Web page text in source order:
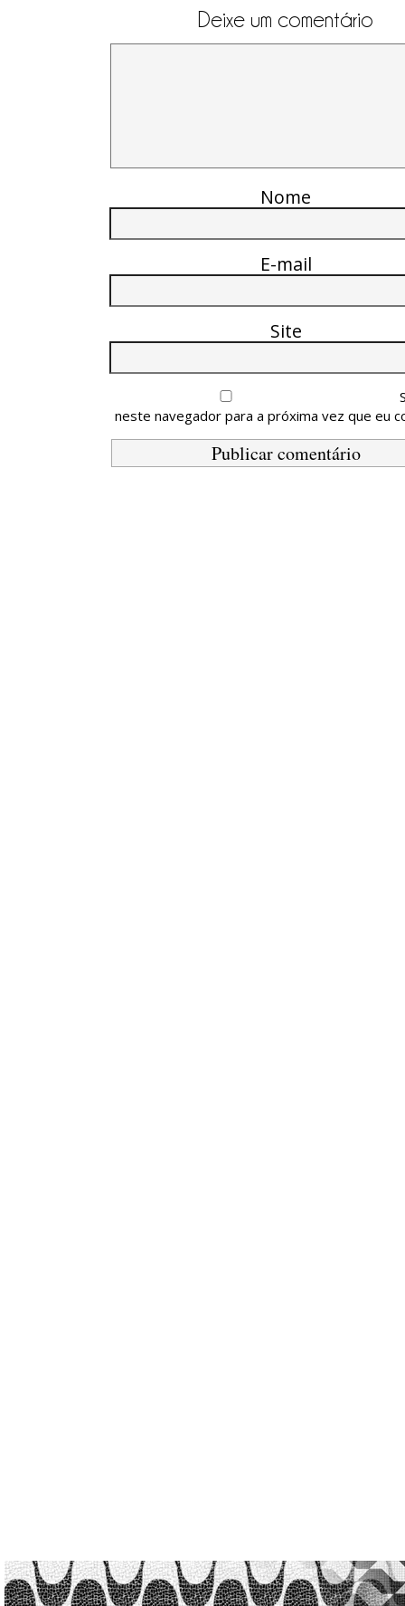
Deixe um comentário
Nome
E-mail
Site
neste navegador para a próxima vez que eu